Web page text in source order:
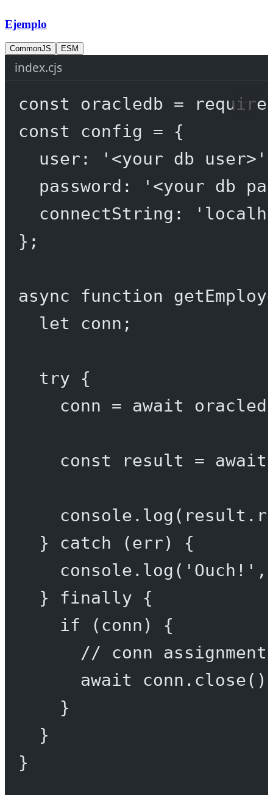
Ejemplo
CommonJS ESM
index.cjs
const oracledb = require
const
config = {
user:
'<your db user>'
password:
'<your db
connectString:
};
async function
let conn;
try {
conn = await
const result = await
console. log
} catch (err) {
console. log ( 'Ouch!' ,
} finally {
if (conn) {
// conn
await conn. close
}
}
}